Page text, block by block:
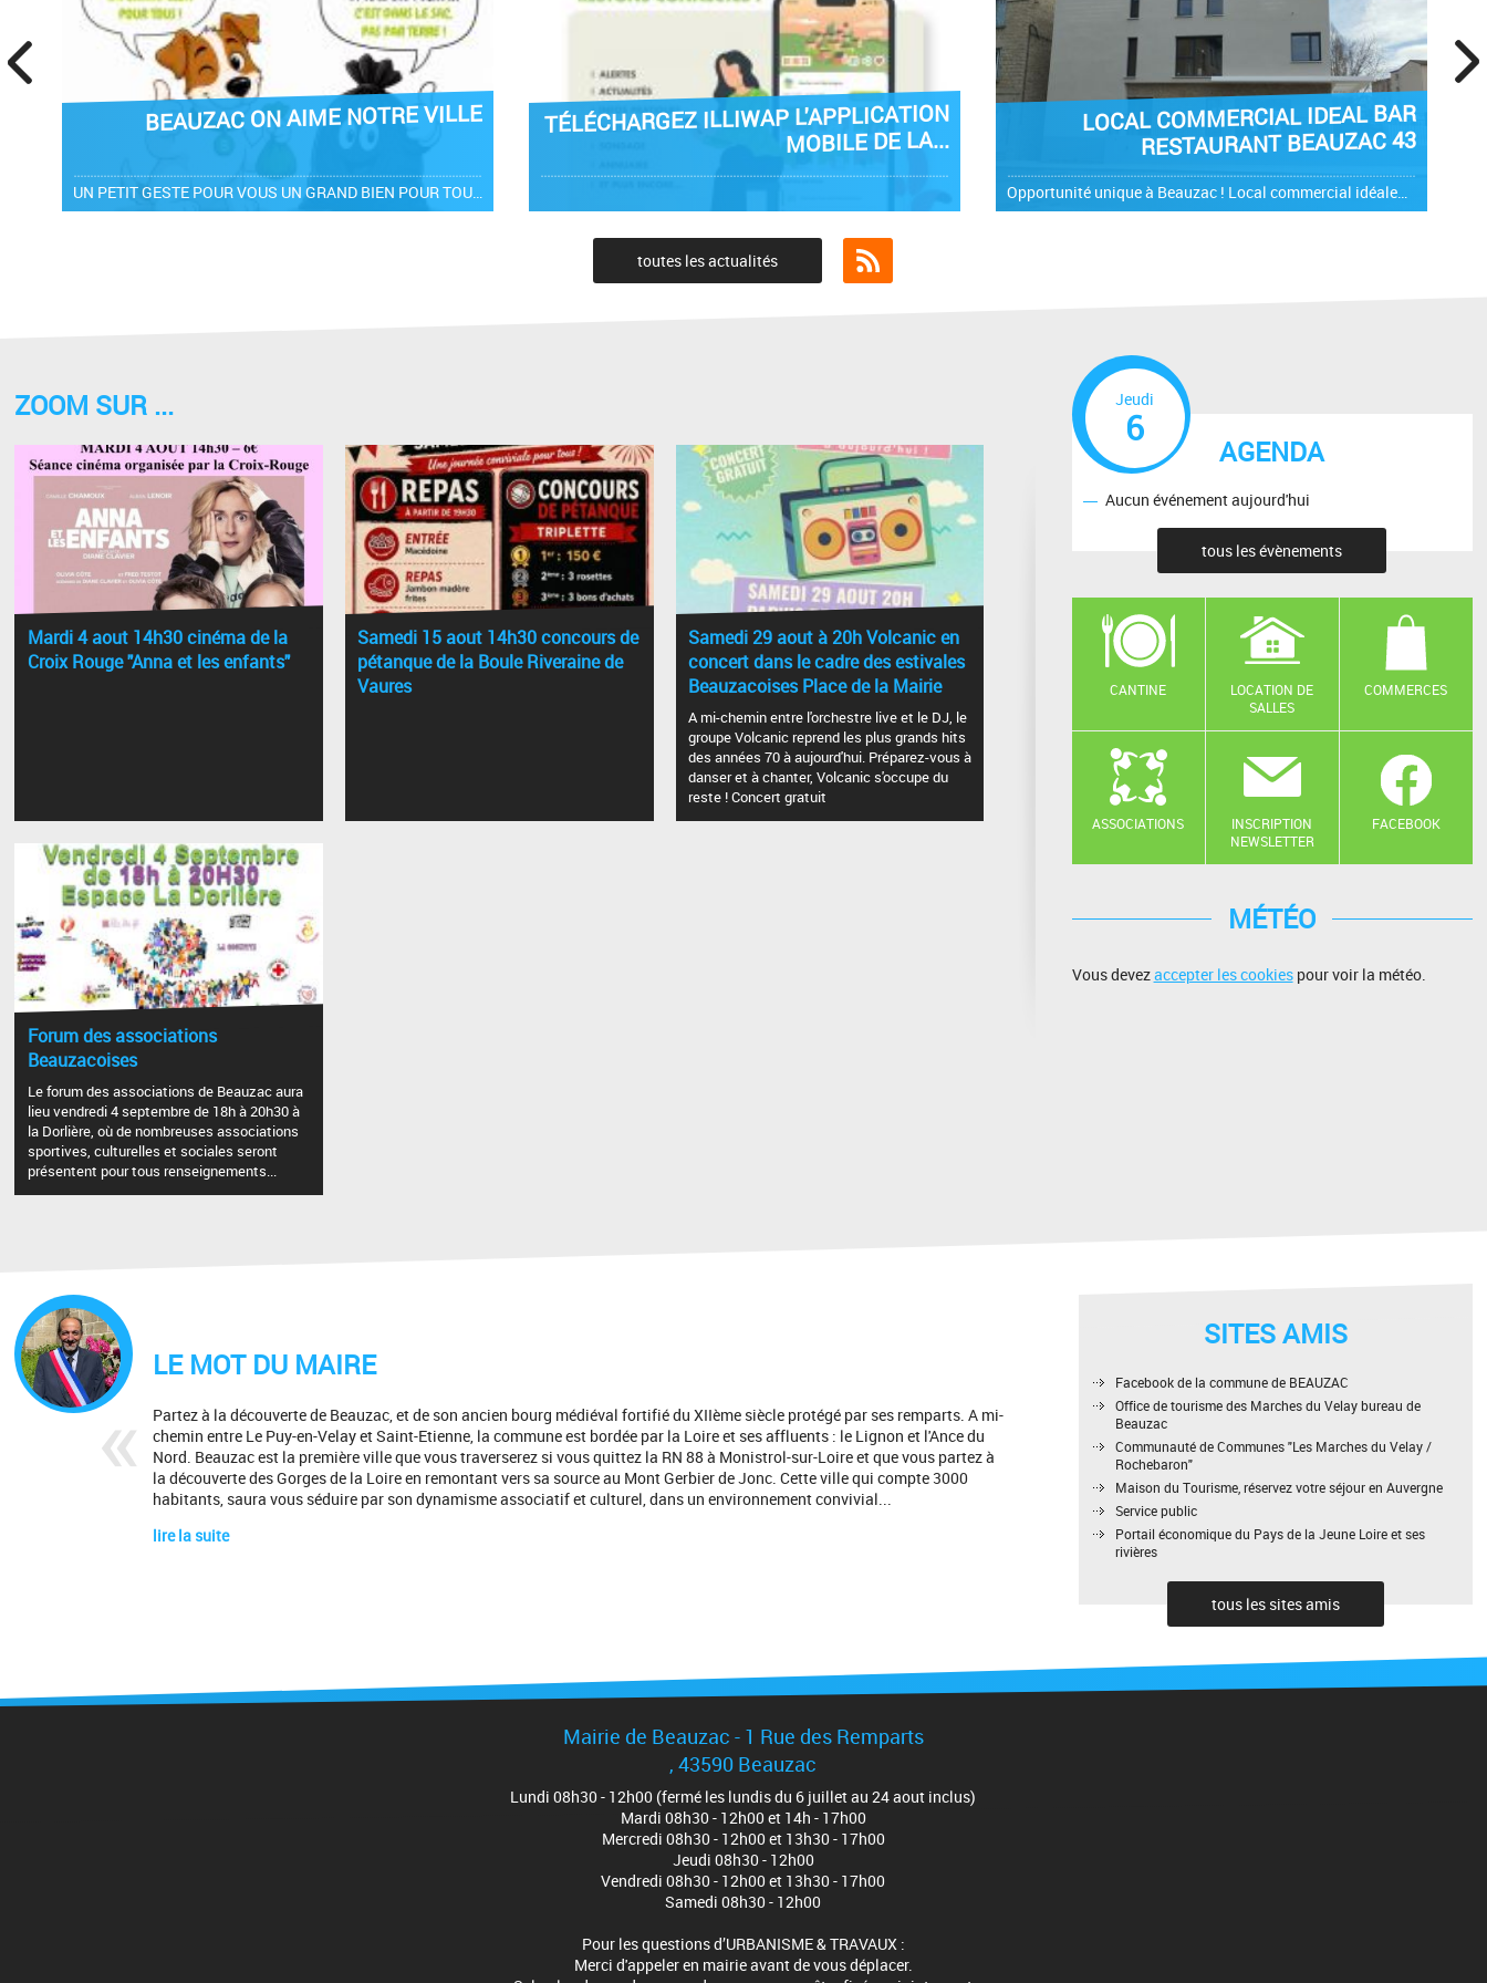
BEAUZAC ON AIME NOTRE VILLE
UN PETIT GESTE POUR VOUS UN GRAND BIEN POUR TOUS ! pas les crottes ni les déchets ! déjections et déchets sur la voie publique : 135€ d’amende Ensemble, gardons Beauzac agréable ! Proprété & Civisme
TÉLÉCHARGEZ ILLIWAP L'APPLICATION
MOBILE DE LA...
LOCAL COMMERCIAL IDEAL BAR
RESTAURANT BEAUZAC 43
Opportunité unique à Beauzac ! Local commercial idéalement situé ! Vous êtes à la recherche d'un local commercial pour votre activité ? Saisissez l'opportunité de vous installer dans un local commercial au...
next
toutes les actualités
ZOOM SUR ...
Mardi 4 aout 14h30 cinéma de la
Croix Rouge "Anna et les enfants"
Samedi 15 aout 14h30 concours de
pétanque de la Boule Riveraine de
Vaures
Samedi 29 aout à 20h Volcanic en
concert dans le cadre des estivales
Beauzacoises Place de la Mairie
A mi-chemin entre l'orchestre live et le DJ, le
groupe Volcanic reprend les plus grands hits
des années 70 à aujourd'hui. Préparez-vous à
danser et à chanter, Volcanic s'occupe du
reste ! Concert gratuit
Forum des associations
Beauzacoises
Le forum des associations de Beauzac aura
lieu vendredi 4 septembre de 18h à 20h30 à
la Dorlière, où de nombreuses associations
sportives, culturelles et sociales seront
présentent pour tous renseignements...
AGENDA
Jeudi
6
Aucun événement aujourd'hui
tous les évènements
CANTINE
LOCATION DE
SALLES
COMMERCES
ASSOCIATIONS
INSCRIPTION
NEWSLETTER
FACEBOOK
MÉTÉO
Vous devezaccepter les cookiespour voir la météo.
LE MOT DU MAIRE
Partez à la découverte de Beauzac, et de son ancien bourg médiéval fortifié du XIIème siècle protégé par ses remparts. A mi-
chemin entre Le Puy-en-Velay et Saint-Etienne, la commune est bordée par la Loire et ses affluents : le Lignon et l'Ance du
Nord. Beauzac est la première ville que vous traverserez si vous quittez la RN 88 à Monistrol-sur-Loire et que vous partez à
la découverte des Gorges de la Loire en remontant vers sa source au Mont Gerbier de Jonc. Cette ville qui compte 3000
habitants, saura vous séduire par son dynamisme associatif et culturel, dans un environnement convivial...
lire la suite
SITES AMIS
Facebook de la commune de BEAUZAC
Office de tourisme des Marches du Velay bureau de
Beauzac
Communauté de Communes "Les Marches du Velay /
Rochebaron"
Maison du Tourisme, réservez votre séjour en Auvergne
Service public
Portail économique du Pays de la Jeune Loire et ses
rivières
tous les sites amis
Mairie de Beauzac - 1 Rue des Remparts
, 43590 Beauzac
Lundi 08h30 - 12h00 (fermé les lundis du 6 juillet au 24 aout inclus)
Mardi 08h30 - 12h00 et 14h - 17h00
Mercredi 08h30 - 12h00 et 13h30 - 17h00
Jeudi 08h30 - 12h00
Vendredi 08h30 - 12h00 et 13h30 - 17h00
Samedi 08h30 - 12h00
Pour les questions d’URBANISME & TRAVAUX :
Merci d'appeler en mairie avant de vous déplacer.